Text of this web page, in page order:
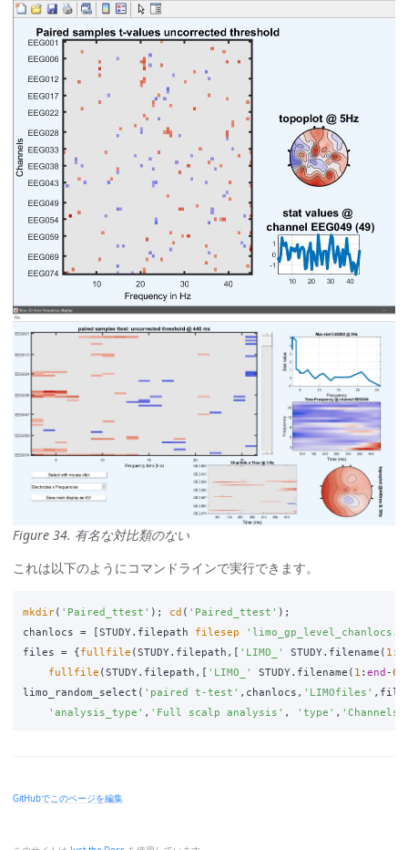
Figure 34. 有名な対比類のない
これは以下のようにコマンドラインで実行できます。
mkdir( 'Paired_ttest' ); cd ( 'Paired_ttest' );
chanlocs
= [STUDY. filepath filesep
files
= {fullfile (STUDY. filepath ,[ 'LIMO_' STUDY. filename ( 1 :
fullfile (STUDY. filepath ,[ 'LIMO_' STUDY. filename ( 1 : end -6
limo_random_select ( 'paired t-test' , chanlocs , 'LIMOfiles' ,
'analysis_type' , 'Full scalp analysis' , 'type' , 'Channels'
GitHubでこのページを編集